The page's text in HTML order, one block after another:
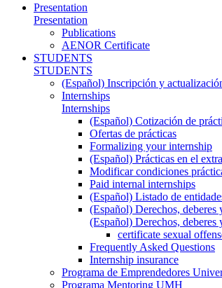
Presentation
Presentation
Publications
AENOR Certificate
STUDENTS
STUDENTS
(Español) Inscripción y
Internships
Internships
(Español) Cotización de
Ofertas de prácticas
Formalizing your internship
(Español) Prácticas en el
Modificar condiciones
Paid internal internships
(Español) Listado de
(Español) Derechos,
(Español) Derechos,
certificate sexual
Frequently Asked Questions
Internship insurance
Programa de Emprendedores
Programa Mentoring UMH